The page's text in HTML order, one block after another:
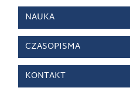
NAUKA
CZASOPISMA
KONTAKT